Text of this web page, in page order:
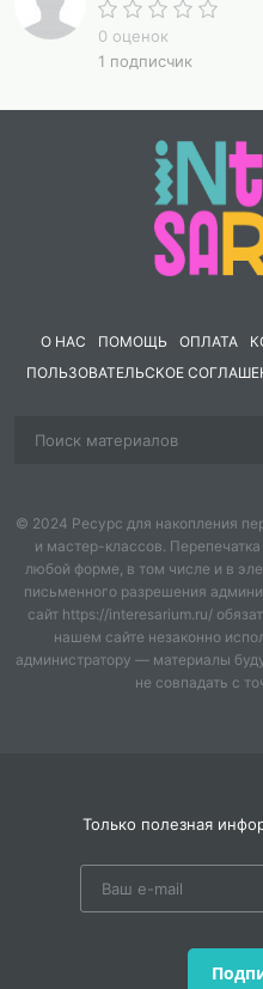
фиксации.
0 оценок
1 подписчик
О НАС ПОМОЩЬ ОПЛАТА
ПОЛЬЗОВАТЕЛЬСКОЕ
© 2024 Ресурс для накопления
и мастер-классов.
любой форме, в том числе и в
письменного разрешения
сайт https://interesarium.ru/
нашем сайте незаконно
администратору — материалы
не совпадать с
Только полезная